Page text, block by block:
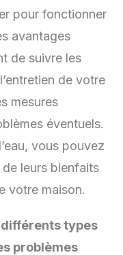
pour fonctionner
avantages
de suivre les
de votre
mesures
éventuels.
vous pouvez
leurs bienfaits
votre maison.
types
problèmes